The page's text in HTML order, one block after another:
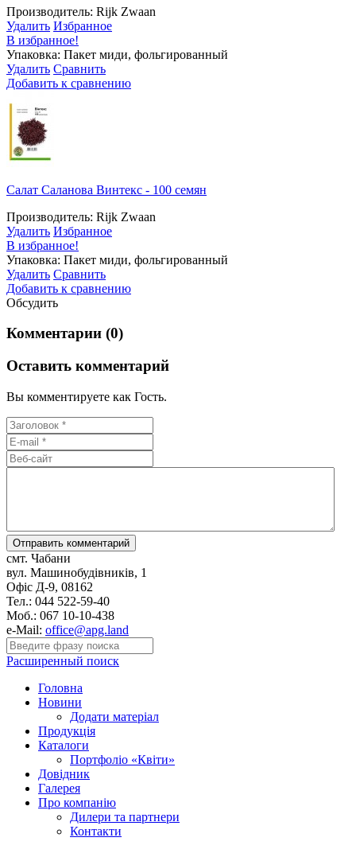
Производитель: Rijk Zwaan
Удалить Избранное
В избранное!
Упаковка: Пакет миди, фольгированный
Удалить Сравнить
Добавить к сравнению
Салат Саланова Винтекс - 100 семян
Производитель: Rijk Zwaan
Удалить Избранное
В избранное!
Упаковка: Пакет миди, фольгированный
Удалить Сравнить
Добавить к сравнению
Обсудить
Комментарии (0)
Оставить комментарий
Вы комментируете как Гость.
смт. Чабани
вул. Машинобудівників, 1
Офіс Д-9, 08162
Тел.: 044 522-59-40
Моб.: 067 10-10-438
e-Mail: office@apg.land
Расширенный поиск
Головна
Новини
Додати матеріал
Продукція
Каталоги
Портфоліо «Квіти»
Довідник
Галерея
Про компанію
Дилери та партнери
Контакти